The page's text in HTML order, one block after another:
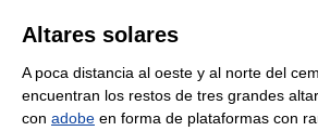
Altares solares
A poca distancia al oeste y al norte del
encuentran los restos de tres grandes
con adobe en forma de plataformas con